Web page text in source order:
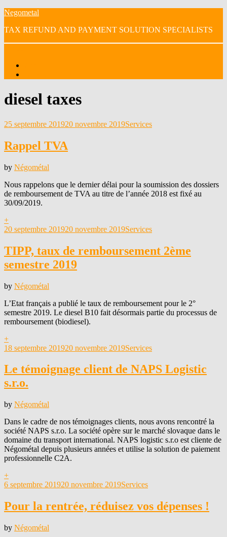
Skip
content
Negometal
TAX REFUND AND PAYMENT SOLUTION SPECIALISTS
Étiquette
:
diesel taxes
Posted
25 septembre 201920 novembre 2019Services
Rappel TVA
by Négométal
Nous rappelons que le dernier délai pour la soumission des dossiers
de remboursement de TVA au titre de l’année 2018 est fixé au
30/09/2019.
+
Posted
20 septembre 201920 novembre 2019Services
TIPP, taux de remboursement 2ème
semestre 2019
by Négométal
L’Etat français a publié le taux de remboursement pour le 2°
semestre 2019. Le diesel B10 fait désormais partie du processus de
remboursement (biodiesel).
+
Posted
18 septembre 201920 novembre 2019Services
Le témoignage client de NAPS Logistic
s.r.o.
by Négométal
Dans le cadre de nos témoignages clients, nous avons rencontré la
société NAPS s.r.o. La société opère sur le marché slovaque dans le
domaine du transport international. NAPS logistic s.r.o est cliente de
Négométal depuis plusieurs années et utilise la solution de paiement
professionnelle C2A.
+
Posted
6 septembre 201920 novembre 2019Services
Pour la rentrée, réduisez vos dépenses !
by Négométal